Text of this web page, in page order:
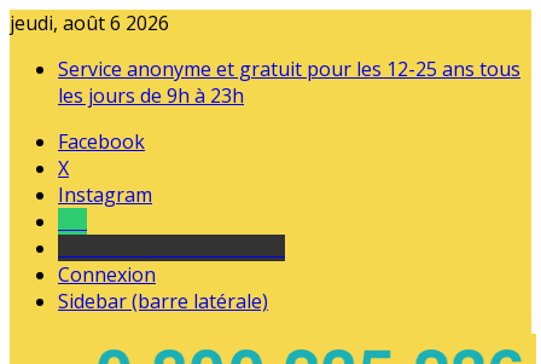
jeudi, août 6 2026
Service anonyme et gratuit pour les 12-25 ans tous
les jours de 9h à 23h
Facebook
X
Instagram
Connexion
Sidebar (barre latérale)